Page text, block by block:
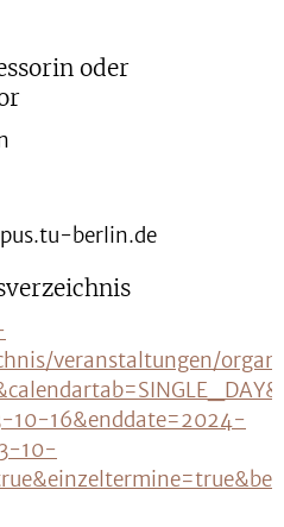
oder
berlin.de
veranstaltungen/
10-16&enddate=2024-
10-